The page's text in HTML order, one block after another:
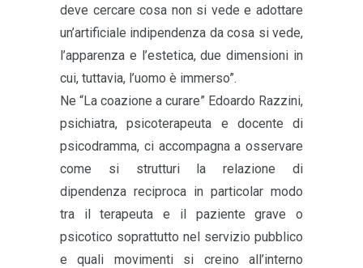
deve cercare cosa non si vede e adottare
un’artificiale indipendenza da cosa si vede,
l’apparenza e l’estetica, due dimensioni in
cui, tuttavia, l’uomo è immerso”.
Ne “La coazione a curare” Edoardo Razzini,
psichiatra, psicoterapeuta e docente di
psicodramma, ci accompagna a osservare
come si strutturi la relazione di
dipendenza reciproca in particolar modo
tra il terapeuta e il paziente grave o
psicotico soprattutto nel servizio pubblico
e quali movimenti si creino all’interno